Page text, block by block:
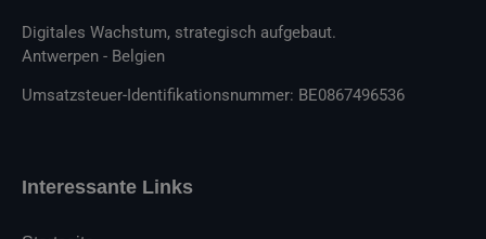
Digitales Wachstum, strategisch aufgebaut.
Antwerpen - Belgien
Umsatzsteuer-Identifikationsnummer: BE0867496536
Interessante Links